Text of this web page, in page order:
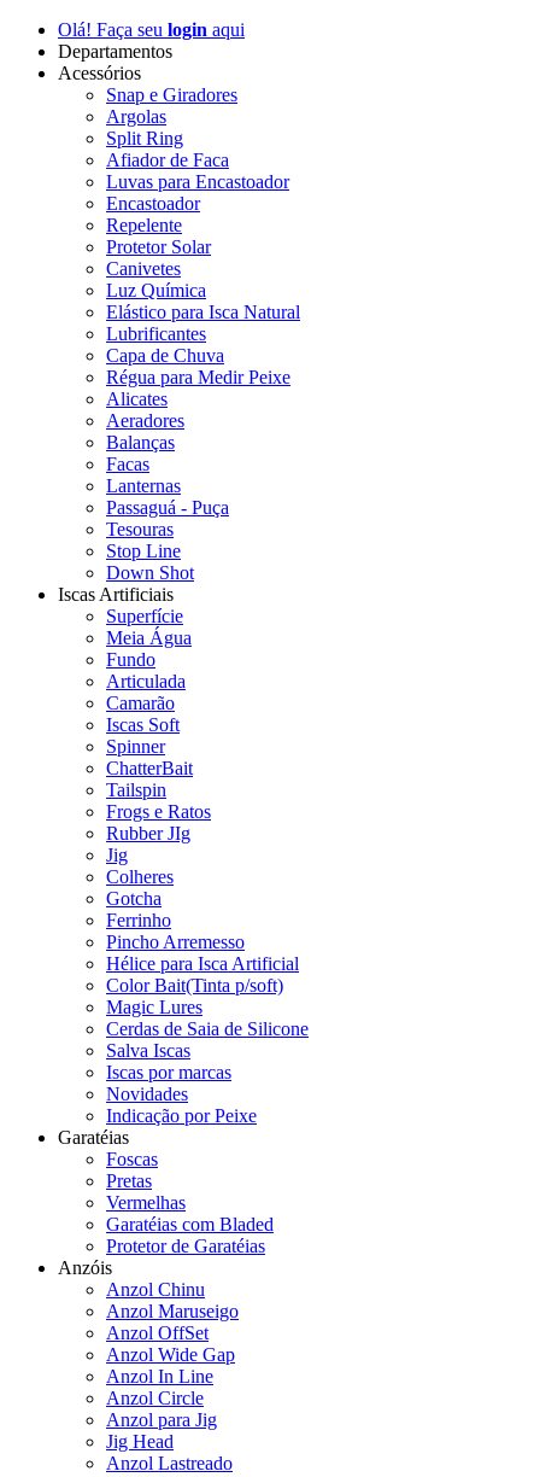
Olá! Faça seu login aqui
Departamentos
Acessórios
Snap e Giradores
Argolas
Split Ring
Afiador de Faca
Luvas para Encastoador
Encastoador
Repelente
Protetor Solar
Canivetes
Luz Química
Elástico para Isca Natural
Lubrificantes
Capa de Chuva
Régua para Medir Peixe
Alicates
Aeradores
Balanças
Facas
Lanternas
Passaguá - Puça
Tesouras
Stop Line
Down Shot
Iscas Artificiais
Superfície
Meia Água
Fundo
Articulada
Camarão
Iscas Soft
Spinner
ChatterBait
Tailspin
Frogs e Ratos
Rubber JIg
Jig
Colheres
Gotcha
Ferrinho
Pincho Arremesso
Hélice para Isca Artificial
Color Bait(Tinta p/soft)
Magic Lures
Cerdas de Saia de Silicone
Salva Iscas
Iscas por marcas
Novidades
Indicação por Peixe
Garatéias
Foscas
Pretas
Vermelhas
Garatéias com Bladed
Protetor de Garatéias
Anzóis
Anzol Chinu
Anzol Maruseigo
Anzol OffSet
Anzol Wide Gap
Anzol In Line
Anzol Circle
Anzol para Jig
Jig Head
Anzol Lastreado